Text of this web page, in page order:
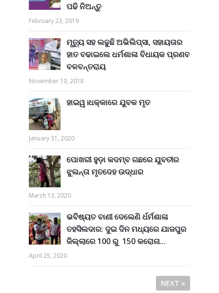
ପଢି ନିଅନ୍ତୁ
February 23, 2019
ମୃତ୍ୟୁ ସହ ଲଢୁଛି ଅଭିଲିପ୍ସା, ସହାୟତାର
ହାତ ବଢାଇଲେ ଧର୍ମଶାଳା ବିଧାୟକ ପ୍ରଣବ
ବଳବନ୍ତରାୟ
November 10, 2018
ହାଇୱ।ଧକ୍କାରେ ଯୁବକ ମୃତ
January 31, 2020
ପୋଖରୀ ହୁଡ଼ା କଦମ୍ବ ଗଛରେ ଯୁବତୀର
ଝୁଲନ୍ତା ମୃତଦେହ ଉଦ୍ଧାର
March 13, 2020
ଭବିଷ୍ୟତ ବାଣୀ ଦେଲେଣି ର୍ଧର୍ମଶାଳା
ତହସିଲଦାର: ଦୁଇ ଦିନ ମଧ୍ୟରେ ଯାଜପୁର
ଜିଲ୍ଲାରେ 100 ରୁ 150 କରୋନା...
April 25, 2020
NEXT »